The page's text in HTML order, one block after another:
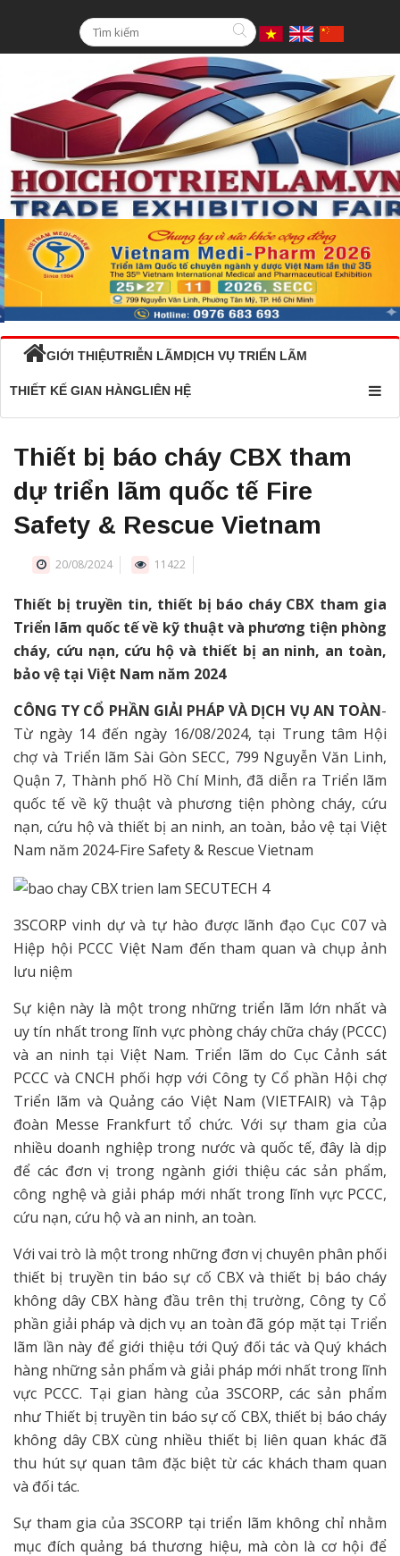
GIỚI THIỆUTRIỄN LÃMDỊCH VỤ TRIỂN LÃM
THIẾT KẾ GIAN HÀNGLIÊN HỆ
Thiết bị báo cháy CBX tham
dự triển lãm quốc tế Fire
Safety & Rescue Vietnam
20/08/2024 11422
Thiết bị truyền tin, thiết bị báo cháy CBX tham gia
Triển lãm quốc tế về kỹ thuật và phương tiện phòng
cháy, cứu nạn, cứu hộ và thiết bị an ninh, an toàn,
bảo vệ tại Việt Nam năm 2024
CÔNG TY CỔ PHẦN GIẢI PHÁP VÀ DỊCH VỤ AN TOÀN-
Từ ngày 14 đến ngày 16/08/2024, tại Trung tâm Hội
chợ và Triển lãm Sài Gòn SECC, 799 Nguyễn Văn Linh,
Quận 7, Thành phố Hồ Chí Minh, đã diễn ra Triển lãm
quốc tế về kỹ thuật và phương tiện phòng cháy, cứu
nạn, cứu hộ và thiết bị an ninh, an toàn, bảo vệ tại Việt
Nam năm 2024-Fire Safety & Rescue Vietnam
3SCORP vinh dự và tự hào được lãnh đạo Cục C07 và
Hiệp hội PCCC Việt Nam đến tham quan và chụp ảnh
lưu niệm
Sự kiện này là một trong những triển lãm lớn nhất và
uy tín nhất trong lĩnh vực phòng cháy chữa cháy (PCCC)
và an ninh tại Việt Nam. Triển lãm do Cục Cảnh sát
PCCC và CNCH phối hợp với Công ty Cổ phần Hội chợ
Triển lãm và Quảng cáo Việt Nam (VIETFAIR) và Tập
đoàn Messe Frankfurt tổ chức. Với sự tham gia của
nhiều doanh nghiệp trong nước và quốc tế, đây là dịp
để các đơn vị trong ngành giới thiệu các sản phẩm,
công nghệ và giải pháp mới nhất trong lĩnh vực PCCC,
cứu nạn, cứu hộ và an ninh, an toàn.
Với vai trò là một trong những đơn vị chuyên phân phối
thiết bị truyền tin báo sự cố CBX và thiết bị báo cháy
không dây CBX hàng đầu trên thị trường, Công ty Cổ
phần giải pháp và dịch vụ an toàn đã góp mặt tại Triển
lãm lần này để giới thiệu tới Quý đối tác và Quý khách
hàng những sản phẩm và giải pháp mới nhất trong lĩnh
vực PCCC. Tại gian hàng của 3SCORP, các sản phẩm
như Thiết bị truyền tin báo sự cố CBX, thiết bị báo cháy
không dây CBX cùng nhiều thiết bị liên quan khác đã
thu hút sự quan tâm đặc biệt từ các khách tham quan
và đối tác.
Sự tham gia của 3SCORP tại triển lãm không chỉ nhằm
mục đích quảng bá thương hiệu, mà còn là cơ hội để